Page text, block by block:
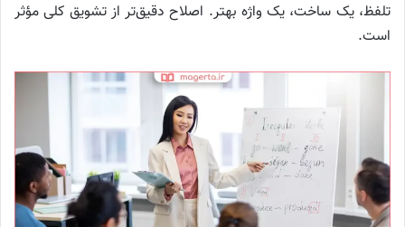
تلفظ، یک ساخت، یک واژه بهتر. اصلاح دقیق‌تر از تشویق کلی مؤثر
است.